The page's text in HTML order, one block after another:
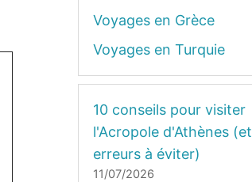
Voyages en Grèce
Voyages en Turquie
10 conseils pour visiter
l'Acropole d'Athènes (et
erreurs à éviter)
11/07/2026